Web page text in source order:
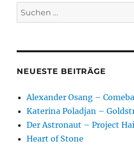
Suchen
nach:
NEUESTE BEITRÄGE
Alexander Osang –
Katerina Poladjan –
Der Astronaut – Project
Heart of Stone